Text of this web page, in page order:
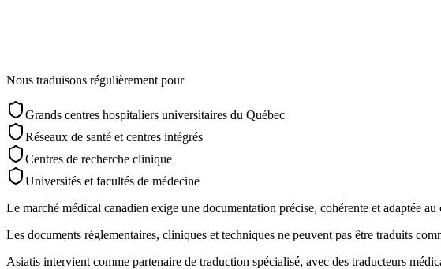
Nous traduisons régulièrement pour
Grands centres hospitaliers universitaires du Québec
Réseaux de santé et centres intégrés
Centres de recherche clinique
Universités et facultés de médecine
Le marché médical canadien exige une documentation précise, cohérente et adaptée
Les documents réglementaires, cliniques et techniques ne peuvent pas être traduits
Asiatis intervient comme partenaire de traduction spécialisé, avec des traducteurs